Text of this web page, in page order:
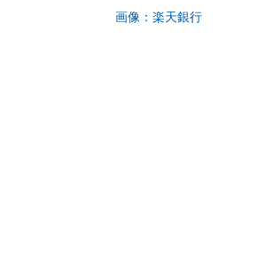
画像：楽天銀行